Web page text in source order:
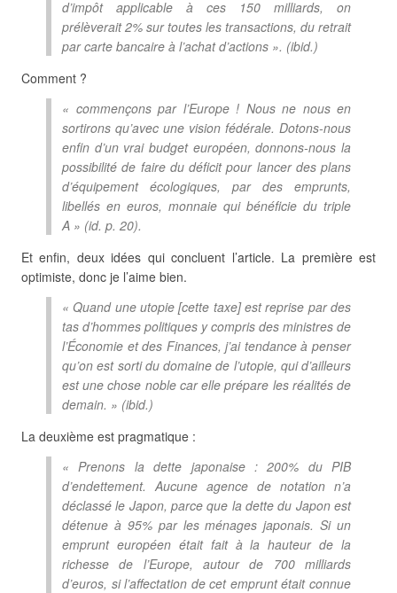
d’impôt applicable à ces 150 milliards, on
prélèverait 2% sur toutes les transactions, du retrait
par carte bancaire à l’achat d’actions ». (ibid.)
Comment ?
« commençons par l’Europe ! Nous ne nous en
sortirons qu’avec une vision fédérale. Dotons-nous
enfin d’un vrai budget européen, donnons-nous la
possibilité de faire du déficit pour lancer des plans
d’équipement écologiques, par des emprunts,
libellés en euros, monnaie qui bénéficie du triple
A » (id. p. 20).
Et enfin, deux idées qui concluent l’article. La première est
optimiste, donc je l’aime bien.
« Quand une utopie [cette taxe] est reprise par des
tas d’hommes politiques y compris des ministres de
l’Économie et des Finances, j’ai tendance à penser
qu’on est sorti du domaine de l’utopie, qui d’ailleurs
est une chose noble car elle prépare les réalités de
demain. » (ibid.)
La deuxième est pragmatique :
« Prenons la dette japonaise : 200% du PIB
d’endettement. Aucune agence de notation n’a
déclassé le Japon, parce que la dette du Japon est
détenue à 95% par les ménages japonais. Si un
emprunt européen était fait à la hauteur de la
richesse de l’Europe, autour de 700 milliards
d’euros, si l’affectation de cet emprunt était connue